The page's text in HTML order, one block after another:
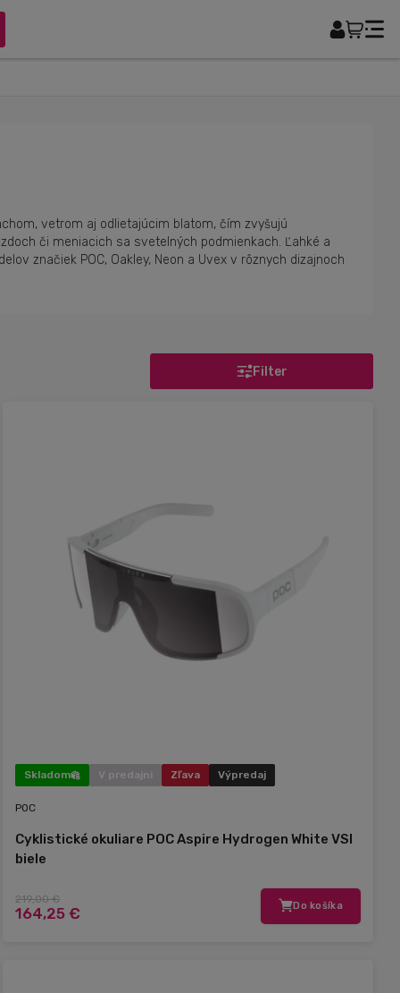
vetrom aj odlietajúcim blatom, čím zvyšujú
či meniacich sa svetelných podmienkach. Ľahké a
značiek POC, Oakley, Neon a Uvex v rôznych dizajnoch
Filter
Skladom V predajni Zľava Výpredaj
POC
Cyklistické okuliare POC Aspire Hydrogen White VSI
biele
219,00 €
164,25 € Do košíka